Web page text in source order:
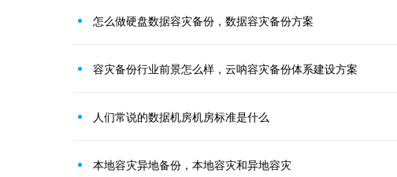
怎么做硬盘数据容灾备份，数据容灾备份方案
容灾备份行业前景怎么样，云呐容灾备份体系建设方案
人们常说的数据机房机房标准是什么
本地容灾异地备份，本地容灾和异地容灾